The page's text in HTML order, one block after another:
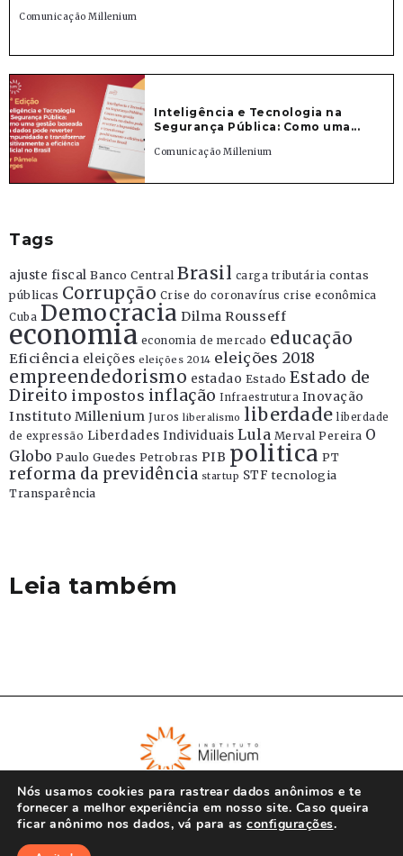
Comunicação Millenium
Inteligência e Tecnologia na
Segurança Pública: Como uma...
Comunicação Millenium
Tags
ajuste fiscal Banco Central Brasil carga tributária contas
públicas Corrupção Crise do coronavírus crise econômica
Cuba Democracia Dilma Rousseff
economia economia de mercado educação
Eficiência eleições eleições 2014 eleições 2018
empreendedorismo estadao Estado Estado de
Direito impostos inflação Infraestrutura Inovação
Instituto Millenium Juros liberalismo liberdade liberdade
de expressão Liberdades Individuais Lula Merval Pereira O
Globo Paulo Guedes Petrobras PIB politica PT
reforma da previdência startup STF tecnologia
Transparência
Leia também
Nós usamos cookies para rastrear dados anônimos e te
fornecer a melhor experiência em nosso site. Caso queira
ficar anônimo nos dados, vá para as configurações.